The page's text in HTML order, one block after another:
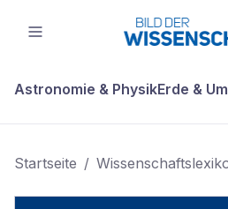
Astronomie & PhysikErde &
Startseite /